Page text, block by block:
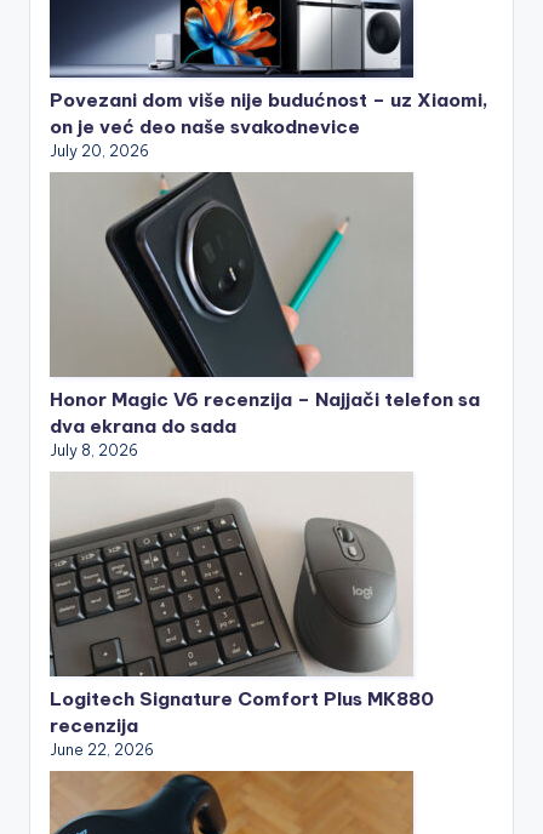
Povezani dom više nije budućnost – uz Xiaomi,
on je već deo naše svakodnevice
July 20, 2026
Honor Magic V6 recenzija – Najjači telefon sa
dva ekrana do sada
July 8, 2026
Logitech Signature Comfort Plus MK880
recenzija
June 22, 2026